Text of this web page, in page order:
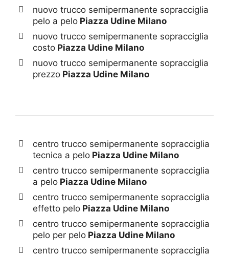
nuovo trucco semipermanente sopracciglia
pelo a pelo Piazza Udine Milano
nuovo trucco semipermanente sopracciglia
costo Piazza Udine Milano
nuovo trucco semipermanente sopracciglia
prezzo Piazza Udine Milano
centro trucco semipermanente sopracciglia
tecnica a pelo Piazza Udine Milano
centro trucco semipermanente sopracciglia
a pelo Piazza Udine Milano
centro trucco semipermanente sopracciglia
effetto pelo Piazza Udine Milano
centro trucco semipermanente sopracciglia
pelo per pelo Piazza Udine Milano
centro trucco semipermanente sopracciglia